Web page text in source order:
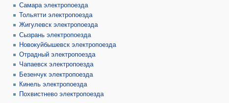
Самара электропоезда
Тольятти электропоезда
Жигулевск электропоезда
Сызрань электропоезда
Новокуйбышевск электропоезда
Отрадный электропоезда
Чапаевск электропоезда
Безенчук электропоезда
Кинель электропоезда
Похвистнево электропоезда